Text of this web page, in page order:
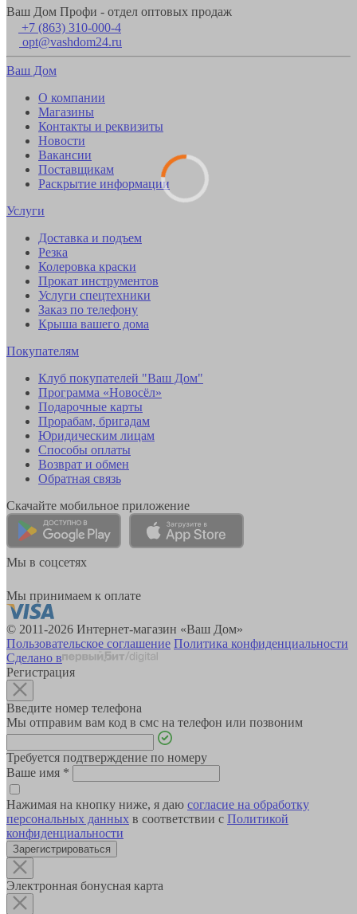
Ваш Дом Профи - отдел оптовых продаж
+7 (863) 310-000-4
opt@vashdom24.ru
Ваш Дом
О компании
Магазины
Контакты и реквизиты
Новости
Вакансии
Поставщикам
Раскрытие информации
Услуги
Доставка и подъем
Резка
Колеровка краски
Прокат инструментов
Услуги спецтехники
Заказ по телефону
Крыша вашего дома
Покупателям
Клуб покупателей "Ваш Дом"
Программа «Новосёл»
Подарочные карты
Прорабам, бригадам
Юридическим лицам
Способы оплаты
Возврат и обмен
Обратная связь
Скачайте мобильное приложение
Мы в соцсетях
Мы принимаем к оплате
© 2011-2026 Интернет-магазин «Ваш Дом»
Пользовательское соглашение Политика конфиденциальности
Сделано в
Регистрация
Введите номер телефона
Мы отправим вам код в смс на телефон или позвоним
Требуется подтверждение по номеру
Ваше имя *
Нажимая на кнопку ниже, я даю согласие на обработку
персональных данных в соответствии с Политикой
конфиденциальности
Зарегистрироваться
Электронная бонусная карта